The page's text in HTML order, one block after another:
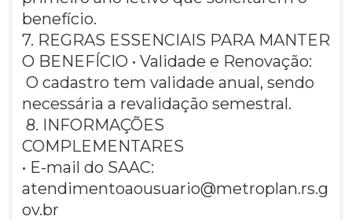
benefício.
7. REGRAS ESSENCIAIS PARA MANTER
O BENEFÍCIO • Validade e Renovação:
O cadastro tem validade anual, sendo
necessária a revalidação semestral.
8. INFORMAÇÕES
COMPLEMENTARES
• E-mail do SAAC:
atendimentoaousuario@metroplan.rs.g
ov.br